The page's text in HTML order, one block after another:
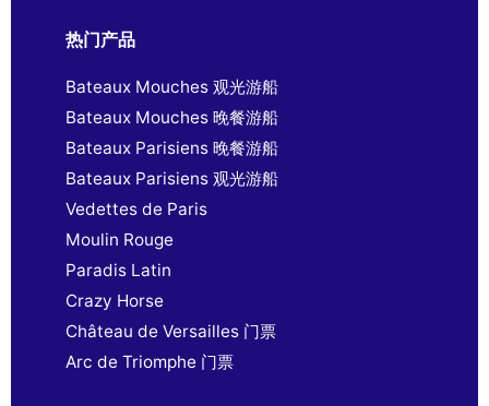
热门产品
Bateaux Mouches 观光游船
Bateaux Mouches 晚餐游船
Bateaux Parisiens 晚餐游船
Bateaux Parisiens 观光游船
Vedettes de Paris
Moulin Rouge
Paradis Latin
Crazy Horse
Château de Versailles 门票
Arc de Triomphe 门票